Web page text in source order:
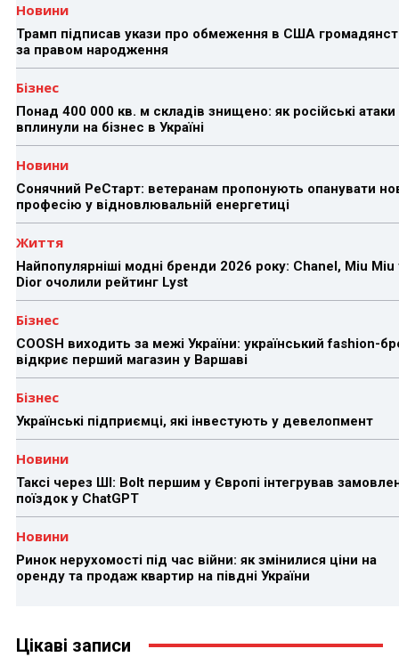
Новини
Трамп підписав укази про обмеження в США
за правом народження
Бізнес
Понад 400 000 кв. м складів знищено: як російські атаки
вплинули на бізнес в Україні
Новини
Сонячний РеСтарт: ветеранам пропонують опанувати
професію у відновлювальній енергетиці
Життя
Найпопулярніші модні бренди 2026 року: Chanel, Miu Miu
Dior очолили рейтинг Lyst
Бізнес
COOSH виходить за межі України: український fashion-
відкриє перший магазин у Варшаві
Бізнес
Українські підприємці, які інвестують у девелопмент
Новини
Таксі через ШІ: Bolt першим у Європі інтегрував
поїздок у ChatGPT
Новини
Ринок нерухомості під час війни: як змінилися ціни на
оренду та продаж квартир на півдні України
Цікаві записи